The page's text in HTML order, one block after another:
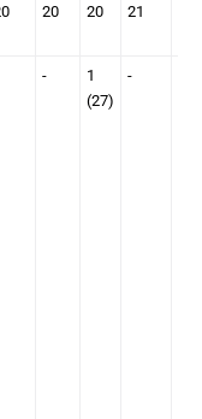
20 20 21
-
1
(27)
-